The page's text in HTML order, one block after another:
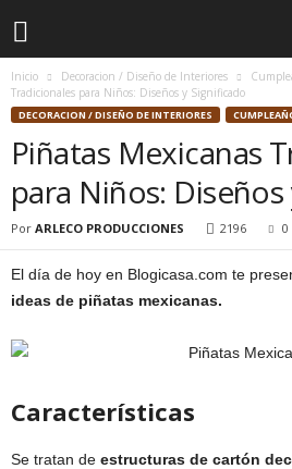
Inicio Decoracion / Diseño de Interiores
Tradicionales para Niños: Diseños y Significado
DECORACION / DISEÑO DE INTERIORES
Piñatas Mexicanas
para Niños:
Por ARLECO PRODUCCIONES 2196 0
El día de hoy en Blogicasa.com te
ideas de piñatas mexicanas.
Características
Se tratan de estructuras de cartón